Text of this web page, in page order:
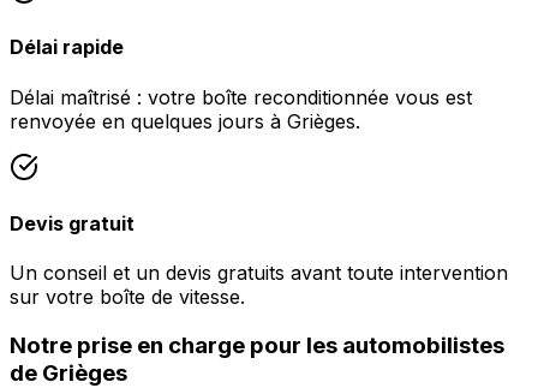
Délai rapide
Délai maîtrisé : votre boîte reconditionnée vous est
renvoyée en quelques jours à Grièges.
Devis gratuit
Un conseil et un devis gratuits avant toute intervention
sur votre boîte de vitesse.
Notre prise en charge pour les automobilistes
de Grièges